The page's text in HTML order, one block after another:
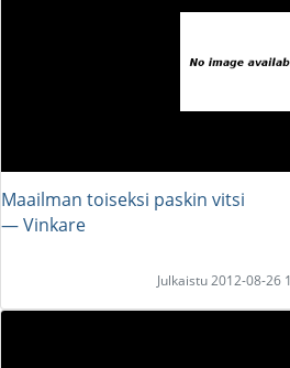
Maailman toiseksi paskin vitsi
― Vinkare
Julkaistu 2012-08-26